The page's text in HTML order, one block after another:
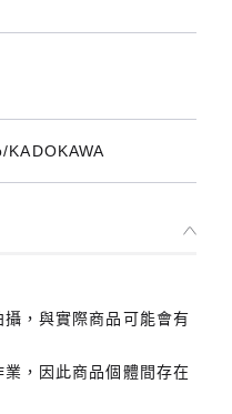
，與實際商品可能會有
，因此商品個體間存在